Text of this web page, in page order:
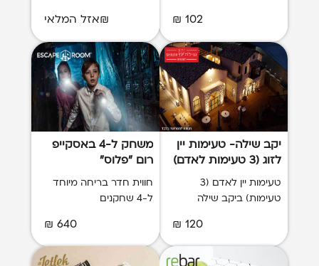
102 ₪ ₪אזל המלאי
יקב שילה- טעימות יין
לזוג (3 טעימות לאדם)
טעימות יין לאדם (3
טעימות) ביקב שילה
120 ₪
משחק ל-4 באסקייפ
רום "פלוס"
חווית חדר בריחה מיוחד
ל-4 שחקנים
640 ₪